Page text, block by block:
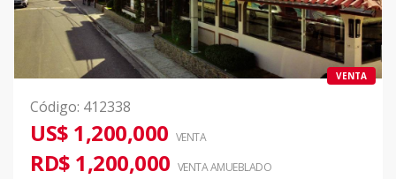
VENTA
Código: 412338
US$ 1,200,000 VENTA
RD$ 1,200,000 VENTA AMUEBLADO